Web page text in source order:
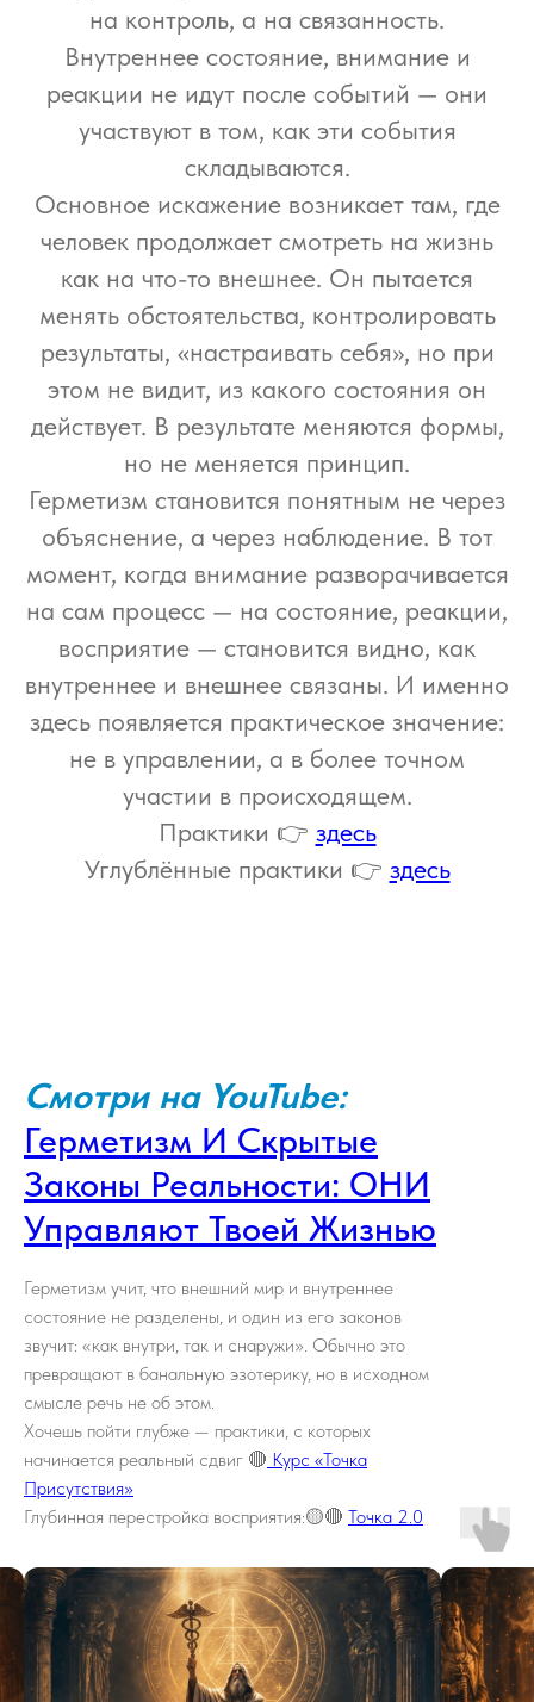
на контроль, а на связанность.
Внутреннее состояние, внимание и
реакции не идут после событий — они
участвуют в том, как эти события
складываются.
Основное искажение возникает там, где
человек продолжает смотреть на жизнь
как на что-то внешнее. Он пытается
менять обстоятельства, контролировать
результаты, «настраивать себя», но при
этом не видит, из какого состояния он
действует. В результате меняются формы,
но не меняется принцип.
Герметизм становится понятным не через
объяснение, а через наблюдение. В тот
момент, когда внимание разворачивается
на сам процесс — на состояние, реакции,
восприятие — становится видно, как
внутреннее и внешнее связаны. И именно
здесь появляется практическое значение:
не в управлении, а в более точном
участии в происходящем.
Практики 👉 здесь
Углублённые практики 👉 здесь
Смотри на YouTube:
Герметизм И Скрытые
Законы Реальности: ОНИ
Управляют Твоей Жизнью
Герметизм учит, что внешний мир и внутреннее
состояние не разделены, и один из его законов
звучит: «как внутри, так и снаружи». Обычно это
превращают в банальную эзотерику, но в исходном
смысле речь не об этом.
Хочешь пойти глубже — практики, с которых
начинается реальный сдвиг 🔴 Курс «Точка
Присутствия»
Глубинная перестройка восприятия:🟡🔴 Точка 2.0